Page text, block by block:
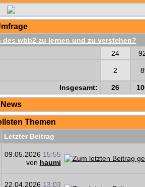
wbb2 zu lernen und zu verstehen?
24
2
Insgesamt: 26
News
Themen
Letzter Beitrag
09.05.2026 15:55
von haumi
22.04.2026 13:03